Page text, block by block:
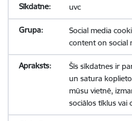
uvc
Social media
content on social
Šīs sīkdatnes ir
un satura
mūsu vietnē,
sociālos tīklus vai